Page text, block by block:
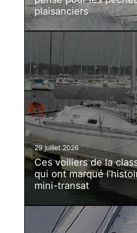
plaisanciers
29 juillet 2026
Ces voiliers de la
qui ont marqué
mini-transat